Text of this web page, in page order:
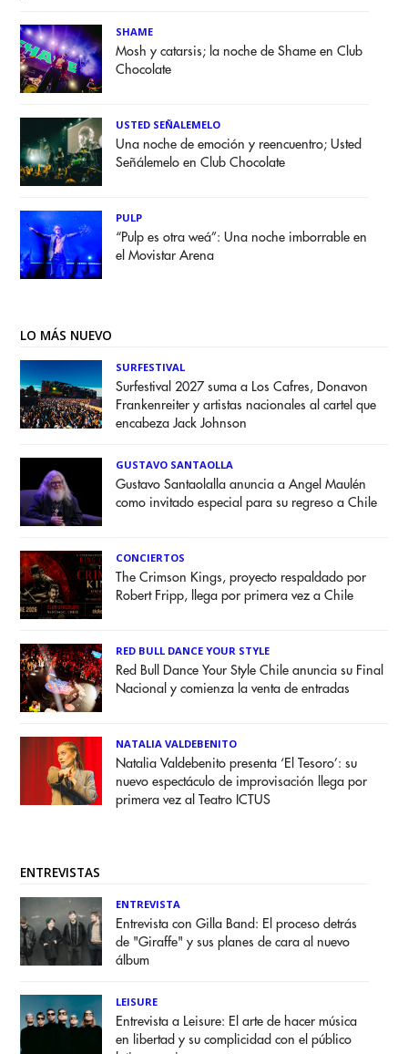
SHAME
Mosh y catarsis; la noche de Shame en Club
Chocolate
USTED SEÑALEMELO
Una noche de emoción y reencuentro; Usted
Señálemelo en Club Chocolate
PULP
“Pulp es otra weá”: Una noche imborrable en
el Movistar Arena
LO MÁS NUEVO
SURFESTIVAL
Surfestival 2027 suma a Los Cafres, Donavon
Frankenreiter y artistas nacionales al cartel que
encabeza Jack Johnson
GUSTAVO SANTAOLLA
Gustavo Santaolalla anuncia a Angel Maulén
como invitado especial para su regreso a Chile
CONCIERTOS
The Crimson Kings, proyecto respaldado por
Robert Fripp, llega por primera vez a Chile
RED BULL DANCE YOUR STYLE
Red Bull Dance Your Style Chile anuncia su Final
Nacional y comienza la venta de entradas
NATALIA VALDEBENITO
Natalia Valdebenito presenta ‘El Tesoro’: su
nuevo espectáculo de improvisación llega por
primera vez al Teatro ICTUS
ENTREVISTAS
ENTREVISTA
Entrevista con Gilla Band: El proceso detrás
de "Giraffe" y sus planes de cara al nuevo
álbum
LEISURE
Entrevista a Leisure: El arte de hacer música
en libertad y su complicidad con el público